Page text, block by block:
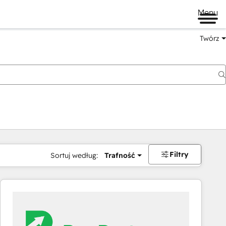
Menu
Twórz
Sortuj według: Trafność Filtry